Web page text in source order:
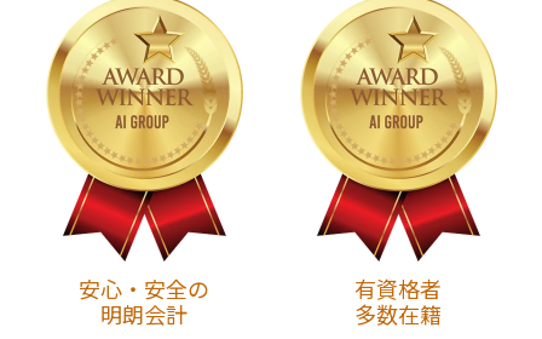
安心・安全の
明朗会計
有資格者
多数在籍